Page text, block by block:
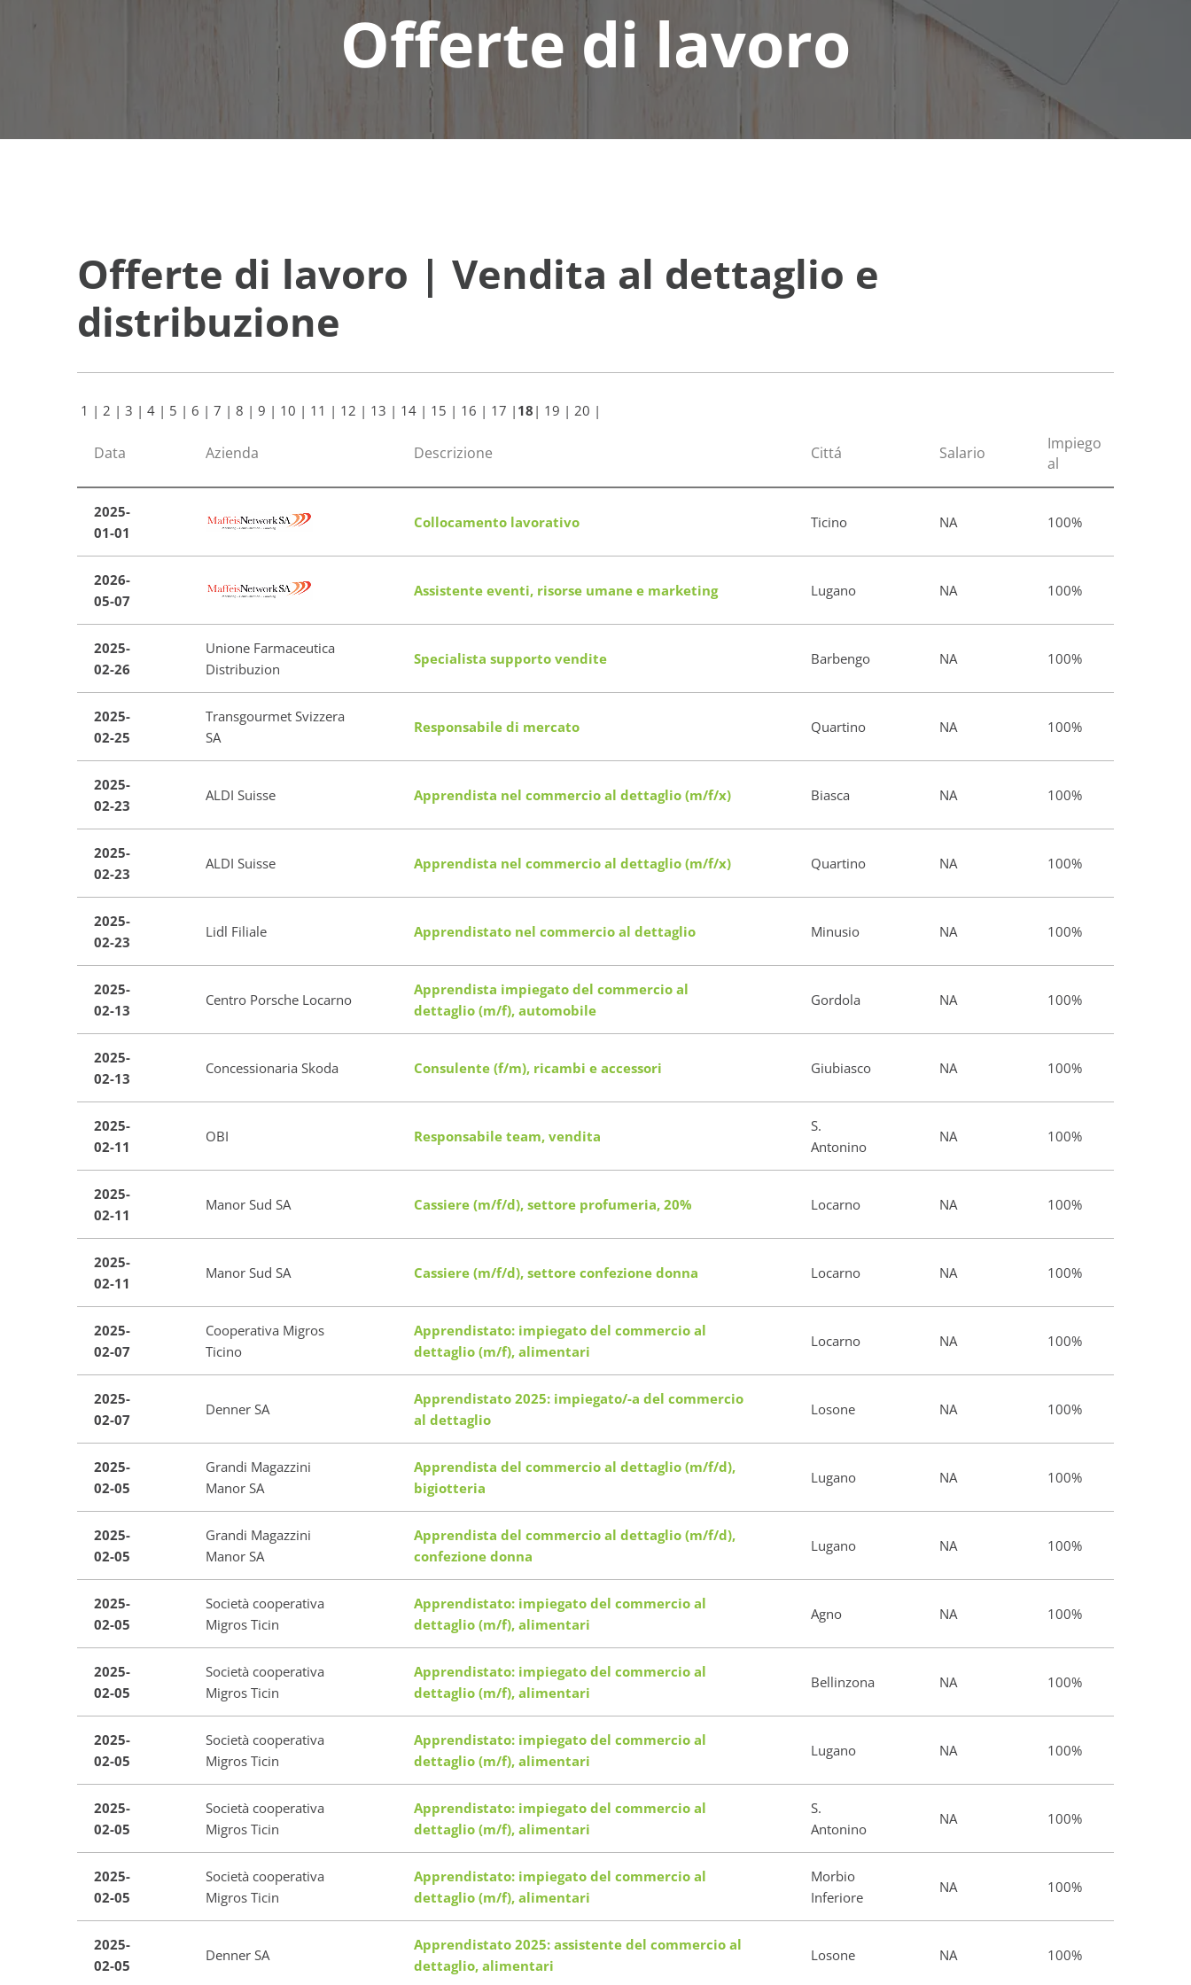
Offerte di lavoro
Offerte di lavoro | Vendita al dettaglio e
distribuzione
1 | 2 | 3 | 4 | 5 | 6 | 7 | 8 | 9 | 10 | 11 | 12 | 13 | 14 | 15 | 16 | 17 | 18 | 19 | 20 |
Data Azienda Descrizione Cittá Salario
Impiego
al
2025-
01-01
Collocamento lavorativo Ticino NA 100%
2026-
05-07
Assistente eventi, risorse umane e marketing Lugano NA 100%
2025-
02-26
Unione Farmaceutica
Distribuzion
Specialista supporto vendite Barbengo NA 100%
2025-
02-25
Transgourmet Svizzera
SA
Responsabile di mercato Quartino NA 100%
2025-
02-23
ALDI Suisse Apprendista nel commercio al dettaglio (m/f/x) Biasca NA 100%
2025-
02-23
ALDI Suisse Apprendista nel commercio al dettaglio (m/f/x) Quartino NA 100%
2025-
02-23
Lidl Filiale Apprendistato nel commercio al dettaglio Minusio NA 100%
2025-
02-13
Centro Porsche Locarno
Apprendista impiegato del commercio al
dettaglio (m/f), automobile
Gordola NA 100%
2025-
02-13
Concessionaria Skoda Consulente (f/m), ricambi e accessori Giubiasco NA 100%
2025-
02-11
OBI Responsabile team, vendita
S.
Antonino
NA 100%
2025-
02-11
Manor Sud SA Cassiere (m/f/d), settore profumeria, 20% Locarno NA 100%
2025-
02-11
Manor Sud SA Cassiere (m/f/d), settore confezione donna Locarno NA 100%
2025-
02-07
Cooperativa Migros
Ticino
Apprendistato: impiegato del commercio al
dettaglio (m/f), alimentari
Locarno NA 100%
2025-
02-07
Denner SA
Apprendistato 2025: impiegato/-a del commercio
al dettaglio
Losone NA 100%
2025-
02-05
Grandi Magazzini
Manor SA
Apprendista del commercio al dettaglio (m/f/d),
bigiotteria
Lugano NA 100%
2025-
02-05
Grandi Magazzini
Manor SA
Apprendista del commercio al dettaglio (m/f/d),
confezione donna
Lugano NA 100%
2025-
02-05
Società cooperativa
Migros Ticin
Apprendistato: impiegato del commercio al
dettaglio (m/f), alimentari
Agno NA 100%
2025-
02-05
Società cooperativa
Migros Ticin
Apprendistato: impiegato del commercio al
dettaglio (m/f), alimentari
Bellinzona NA 100%
2025-
02-05
Società cooperativa
Migros Ticin
Apprendistato: impiegato del commercio al
dettaglio (m/f), alimentari
Lugano NA 100%
2025-
02-05
Società cooperativa
Migros Ticin
Apprendistato: impiegato del commercio al
dettaglio (m/f), alimentari
S.
Antonino
NA 100%
2025-
02-05
Società cooperativa
Migros Ticin
Apprendistato: impiegato del commercio al
dettaglio (m/f), alimentari
Morbio
Inferiore
NA 100%
2025-
02-05
Denner SA
Apprendistato 2025: assistente del commercio al
dettaglio, alimentari
Losone NA 100%